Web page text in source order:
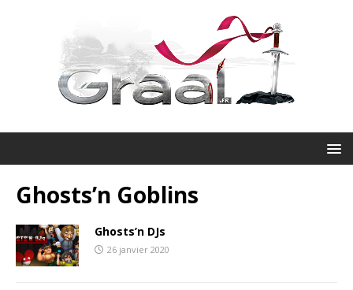
Ghosts’n Goblins
Ghosts’n DJs
26 janvier 2020